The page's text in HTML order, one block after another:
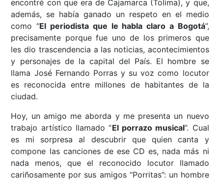
encontré con que era de Cajamarca (Tolima), y que,
además, se había ganado un respeto en el medio
como “El periodista que le habla claro a Bogotá”,
precisamente porque fue uno de los primeros que
les dio trascendencia a las noticias, acontecimientos
y personajes de la capital del País. El hombre se
llama José Fernando Porras y su voz como locutor
es reconocida entre millones de habitantes de la
ciudad.
Hoy, un amigo me aborda y me presenta un nuevo
trabajo artístico llamado “El porrazo musical”. Cual
es mi sorpresa al descubrir que quien canta y
compone las canciones de ese CD es, nada más ni
nada menos, que el reconocido locutor llamado
cariñosamente por sus amigos “Porritas”: un hombre